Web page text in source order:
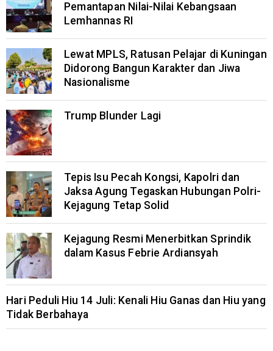
Pemantapan Nilai-Nilai Kebangsaan
Lemhannas RI
Lewat MPLS, Ratusan Pelajar di Kuningan
Didorong Bangun Karakter dan Jiwa
Nasionalisme
Trump Blunder Lagi
Tepis Isu Pecah Kongsi, Kapolri dan
Jaksa Agung Tegaskan Hubungan Polri-
Kejagung Tetap Solid
Kejagung Resmi Menerbitkan Sprindik
dalam Kasus Febrie Ardiansyah
Hari Peduli Hiu 14 Juli: Kenali Hiu Ganas dan Hiu yang
Tidak Berbahaya